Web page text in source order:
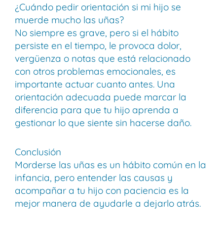
¿Cuándo pedir orientación si mi hijo se
muerde mucho las uñas?
No siempre es grave, pero si el hábito
persiste en el tiempo, le provoca dolor,
vergüenza o notas que está relacionado
con otros problemas emocionales, es
importante actuar cuanto antes. Una
orientación adecuada puede marcar la
diferencia para que tu hijo aprenda a
gestionar lo que siente sin hacerse daño.
Conclusión
Morderse las uñas es un hábito común en la
infancia, pero entender las causas y
acompañar a tu hijo con paciencia es la
mejor manera de ayudarle a dejarlo atrás.